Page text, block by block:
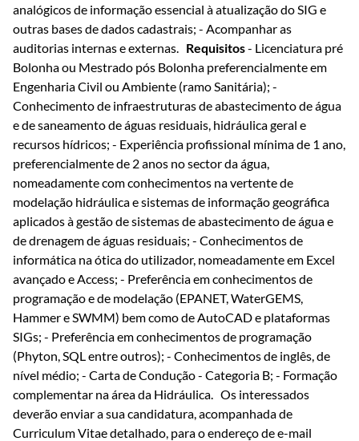
analógicos de informação essencial à atualização do SIG e
outras bases de dados cadastrais; - Acompanhar as
auditorias internas e externas. Requisitos- Licenciatura pré
Bolonha ou Mestrado pós Bolonha preferencialmente em
Engenharia Civil ou Ambiente (ramo Sanitária); -
Conhecimento de infraestruturas de abastecimento de água
e de saneamento de águas residuais, hidráulica geral e
recursos hídricos; - Experiência profissional mínima de 1 ano,
preferencialmente de 2 anos no sector da água,
nomeadamente com conhecimentos na vertente de
modelação hidráulica e sistemas de informação geográfica
aplicados à gestão de sistemas de abastecimento de água e
de drenagem de águas residuais; - Conhecimentos de
informática na ótica do utilizador, nomeadamente em Excel
avançado e Access; - Preferência em conhecimentos de
programação e de modelação (EPANET, WaterGEMS,
Hammer e SWMM) bem como de AutoCAD e plataformas
SIGs; - Preferência em conhecimentos de programação
(Phyton, SQL entre outros); - Conhecimentos de inglês, de
nível médio; - Carta de Condução - Categoria B; - Formação
complementar na área da Hidráulica. Os interessados
deverão enviar a sua candidatura, acompanhada de
Curriculum Vitae detalhado, para o endereço de e-mail